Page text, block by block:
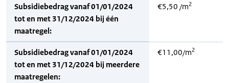
Subsidiebedrag vanaf 01/01/2024
tot en met 31/12/2024 bij één
maatregel:
€5,50 /m2
Subsidiebedrag vanaf 01/01/2024
tot en met 31/12/2024 bij meerdere
maatregelen:
€11,00/m2